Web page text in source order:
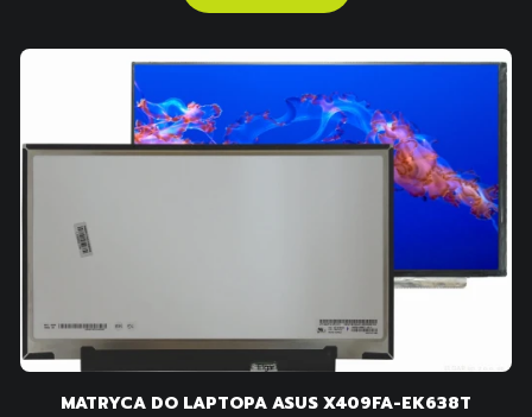
MATRYCA DO LAPTOPA ASUS X409FA-EK638T